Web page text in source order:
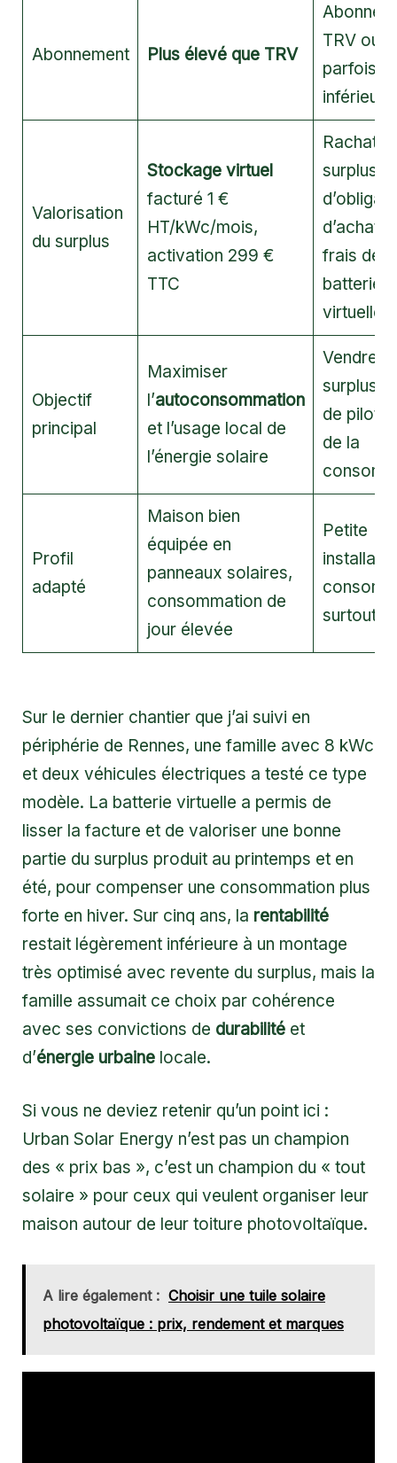
Abonnement Plus élevé que TRV
TRV ou
parfois
inférieur
Valorisation
du surplus
Stockage virtuel
facturé 1 €
HT/kWc/mois,
activation 299 €
TTC
Rachat
surplus
d’achat,
frais de
batterie
virtuelle
Objectif
principal
Maximiser
l’autoconsommation
et l’usage local de
l’énergie solaire
Vendre le
surplus,
de
de la
Profil
adapté
Maison bien
équipée en
panneaux solaires,
consommation de
jour élevée
Petite
surtout
Sur le dernier chantier que j’ai suivi en
périphérie de Rennes, une famille avec 8 kWc
et deux véhicules électriques a testé ce type
modèle. La batterie virtuelle a permis de
lisser la facture et de valoriser une bonne
partie du surplus produit au printemps et en
été, pour compenser une consommation plus
forte en hiver. Sur cinq ans, la rentabilité
restait légèrement inférieure à un montage
très optimisé avec revente du surplus, mais la
famille assumait ce choix par cohérence
avec ses convictions de durabilité et
d’énergie urbaine locale.
Si vous ne deviez retenir qu’un point ici :
Urban Solar Energy n’est pas un champion
des « prix bas », c’est un champion du « tout
solaire » pour ceux qui veulent organiser leur
maison autour de leur toiture photovoltaïque.
A lire également : Choisir une tuile solaire
photovoltaïque : prix, rendement et marques